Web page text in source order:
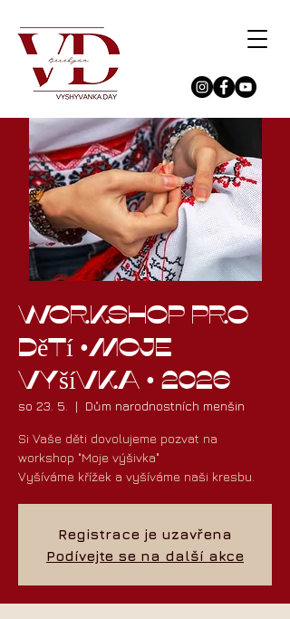
Workshop pro
dětí •Moje
Vyšívka • 2026
so 23. 5.
  |
Dům narodnostních menšin
Si Vaše děti dovolujeme pozvat na
workshop "Moje výšivka"
Vyšíváme křížek a vyšíváme naši kresbu.
Registrace je uzavřena
Podívejte se na další akce